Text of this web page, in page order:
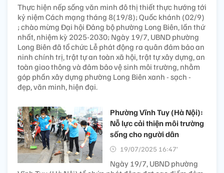
Thực hiện nếp sống văn minh đô thị thiết thực hướng tới
kỷ niệm Cách mạng tháng 8(19/8); Quốc khánh (02/9)
; chào mừng Đại hội Đảng bộ phường Long Biên, lần thứ
nhất, nhiệm kỳ 2025-2030; Ngày 19/7, UBND phường
Long Biên đã tổ chức Lễ phát động ra quân đảm bảo an
ninh chính trị, trật tự an toàn xã hội, trật tự xây dựng, an
toàn giao thông và đảm bảo vệ sinh môi trường, nhằm
góp phần xây dựng phường Long Biên xanh - sạch -
đẹp, văn minh, hiện đại.
Phường Vĩnh Tuy (Hà Nội):
Nỗ lực cải thiện môi trường
sống cho người dân
19/07/2025 16:47’
Ngày 19/7, UBND phường